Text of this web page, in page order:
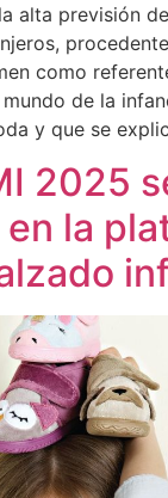
alta previsión
como
de la
y que se
2025
la